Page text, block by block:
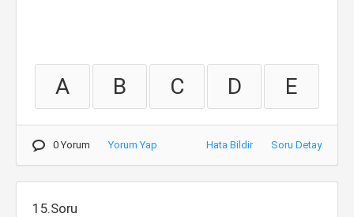
A B C D E
0 Yorum Yorum Yap Hata Bildir Soru Detay
15.Soru